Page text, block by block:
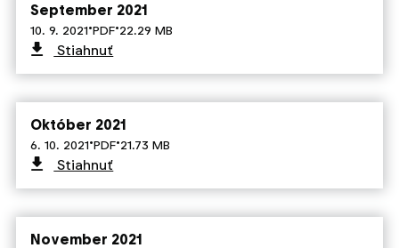
September 2021
10. 9. 2021·PDF·22.29 MB
Stiahnuť
Október 2021
6. 10. 2021·PDF·21.73 MB
Stiahnuť
November 2021